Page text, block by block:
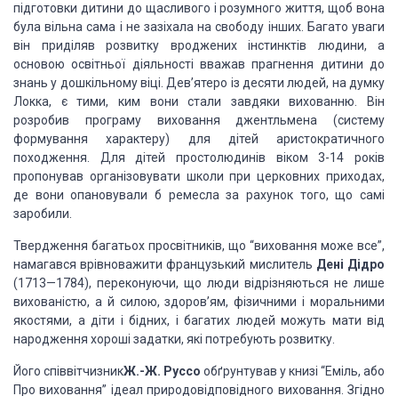
підготовки дитини до щасливого і розумного життя, щоб вона
була вільна сама і не зазіхала на свободу інших. Багато уваги
він приділяв розвитку вроджених інстинктів людини, а
основою освітньої діяльності вважав прагнення дитини до
знань у дошкільному віці. Дев’ятеро із десяти людей, на думку
Локка, є тими, ким вони стали завдяки вихованню. Він
розробив програму виховання джентльмена (систему
формування характеру) для дітей аристократичного
походження. Для дітей простолюдинів віком 3-14 років
пропонував організовувати школи при церковних приходах,
де вони опановували б ремесла за рахунок того, що самі
заробили.
Твердження багатьох просвітників, що “виховання може все”,
намагався врівноважити французький мислитель Дені Дідро
(1713—1784), переконуючи, що люди відрізняються не лише
вихованістю, а й силою, здоров’ям, фізичними і моральними
якостями, а діти і бідних, і багатих людей можуть мати від
народження хороші задатки, які потребують розвитку.
Його співвітчизникЖ.-Ж. Руссо обґрунтував у книзі “Еміль, або
Про виховання” ідеал природовідповідного виховання. Згідно